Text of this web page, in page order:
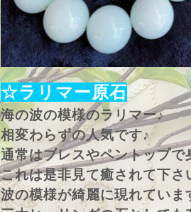
☆ラリマー原石
海の波の模様のラリマー♪
相変わらずの人気です♪
通常はブレスやペントップ
これは是非見て癒されて下さ
波の模様が綺麗に現れていま